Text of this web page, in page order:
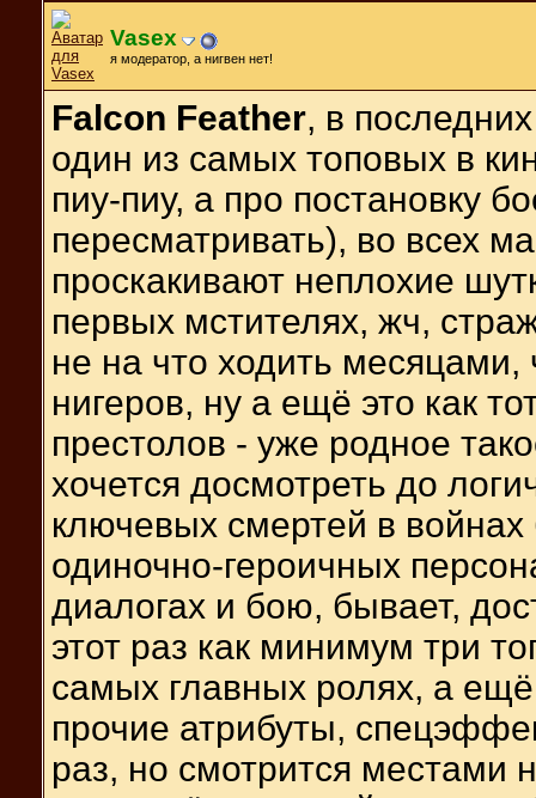
Vasex
я модератор, а нигвен нет!
Falcon Feather, в
один из самых топовых в
пиу-пиу, а про постановку
пересматривать), во всех
проскакивают неплохие
первых мстителях, жч,
не на что ходить месяцами,
нигеров, ну а ещё это как
престолов - уже родное
хочется досмотреть до
ключевых смертей в войнах
одиночно-героичных
диалогах и бою, бывает,
этот раз как минимум три
самых главных ролях, а
прочие атрибуты,
раз, но смотрится местами